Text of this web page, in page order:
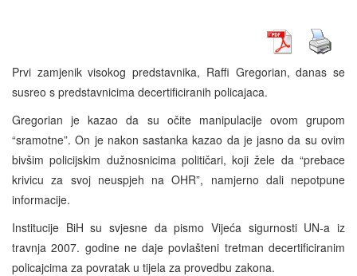
Prvi zamjenik visokog predstavnika, Raffi Gregorian, danas se
susreo s predstavnicima decertificiranih policajaca.
Gregorian je kazao da su očite manipulacije ovom grupom
“sramotne”. On je nakon sastanka kazao da je jasno da su ovim
bivšim policijskim dužnosnicima političari, koji žele da “prebace
krivicu za svoj neuspjeh na OHR”, namjerno dali nepotpune
informacije.
Institucije BiH su svjesne da pismo Vijeća sigurnosti UN-a iz
travnja 2007. godine ne daje povlašteni tretman decertificiranim
policajcima za povratak u tijela za provedbu zakona.